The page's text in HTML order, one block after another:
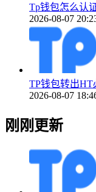
Tp钱包怎么认
2026-08-07
TP钱包转出HT
2026-08-07
刚刚更新